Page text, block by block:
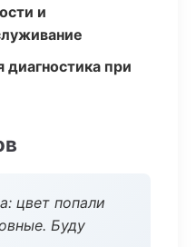
и
диагностика при
цвет попали
Буду